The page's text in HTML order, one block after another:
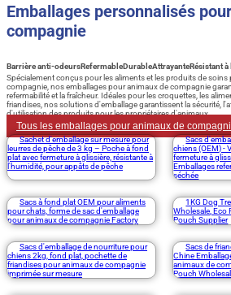
Emballages personnalisés
compagnie
Barrière anti-odeursRefermableDurableAttrayanteRésistant
Spécialement conçus pour les aliments et les produits de soins
compagnie, nos emballages pour animaux de compagnie
refermabilité et la fraîcheur. Idéales pour les croquettes, les
friandises, nos solutions d'emballage garantissent la sécurité,
d'utilisation des produits pour les propriétaires d'animaux.
Tous les emballages pour animaux de
Sachet d'emballage sur mesure pour
leurres de pêche de 3 kg – Poche à fond
plat avec fermeture à glissière, résistante à
l'humidité, pour appâts de pêche
Sacs
chiens (OEM) -
fermeture à
Emballages
séchée
Sacs à fond plat OEM pour aliments
pour chats, forme de sac d'emballage
pour animaux de compagnie Factory
1KG Dog
Wholesale, Eco
Pouch Supplier
Sacs d'emballage de nourriture pour
chiens 2kg, fond plat, pochette de
friandises pour animaux de compagnie
imprimée sur mesure
Sacs de
Chine
animaux de
Pouch